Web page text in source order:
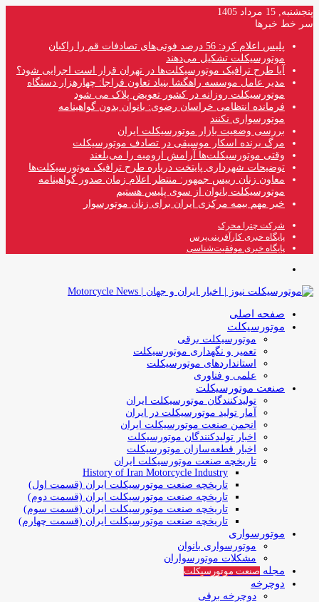
پنجشنبه, 15 مرداد 1405
سر خط خبرها
پلیس اعلام کرد: 56 درصد فوتی‌های تصادفات قم را راکبان
موتورسیکلت تشکیل می‌دهند
آیا طرح ترافیک موتورسیکلت‌ها در تهران قرار است اجرایی شود؟
مدیر عامل موسسه راهگشا بنیاد تعاون فراجا: چهارهزار دستگاه
موتورسیکلت روزانه در کشور تعویض پلاک می شود
فرمانده انتظامی خراسان رضوی: بانوان بدون گواهینامه
موتورسواری نکنند
بررسی وضعیت بازار موتورسیکلت ایران
مرگ برنده اسکار موسیقی در تصادف موتورسیکلت
وقتی موتورسیکلت‌ها آرامش ارومیه را می‌بلعند
توضیحات شهرداری پایتخت درباره طرح ترافیک موتورسیکلت‌ها
معاون زنان رییس جمهور: منتظر اعلام زمان صدور گواهینامه
موتورسیکلت بانوان از سوی پلیس هستیم
خبر مهم بیمه مرکزی ایران برای زنان موتورسوار
شرکت چترا محرک
پایگاه خبری کارآفرینی‌پرس
پایگاه خبری موفقیت‌شناسی
صفحه اصلی
موتورسیکلت
موتورسیکلت برقی
تعمیر و نگهداری موتورسیکلت
استانداردهای موتورسیکلت
علمی و فناوری
صنعت موتورسیکلت
تولیدکنندگان موتورسیکلت ایران
آمار تولید موتورسیکلت در ایران
انجمن صنعت موتورسیکلت ایران
اخبار تولیدکنندگان موتورسیکلت
اخبار قطعه‌سازان موتورسیکلت
تاریخچه صنعت موتورسیکلت ایران
History of Iran Motorcycle Industry
تاریخچه صنعت موتورسیکلت ایران (قسمت اول)
تاریخچه صنعت موتورسیکلت ایران (قسمت دوم)
تاریخچه صنعت موتورسیکلت ایران (قسمت سوم)
تاریخچه صنعت موتورسیکلت ایران (قسمت چهارم)
موتورسواری
موتورسواری بانوان
مشکلات موتورسواران
مجله صنعت موتورسیکلت
دوچرخه
دوچرخه برقی